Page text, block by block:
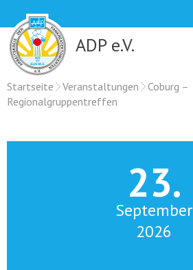
content
ADP e.V.
Startseite Veranstaltungen
Coburg –
Regionalgruppentreffen
23.
September
2026